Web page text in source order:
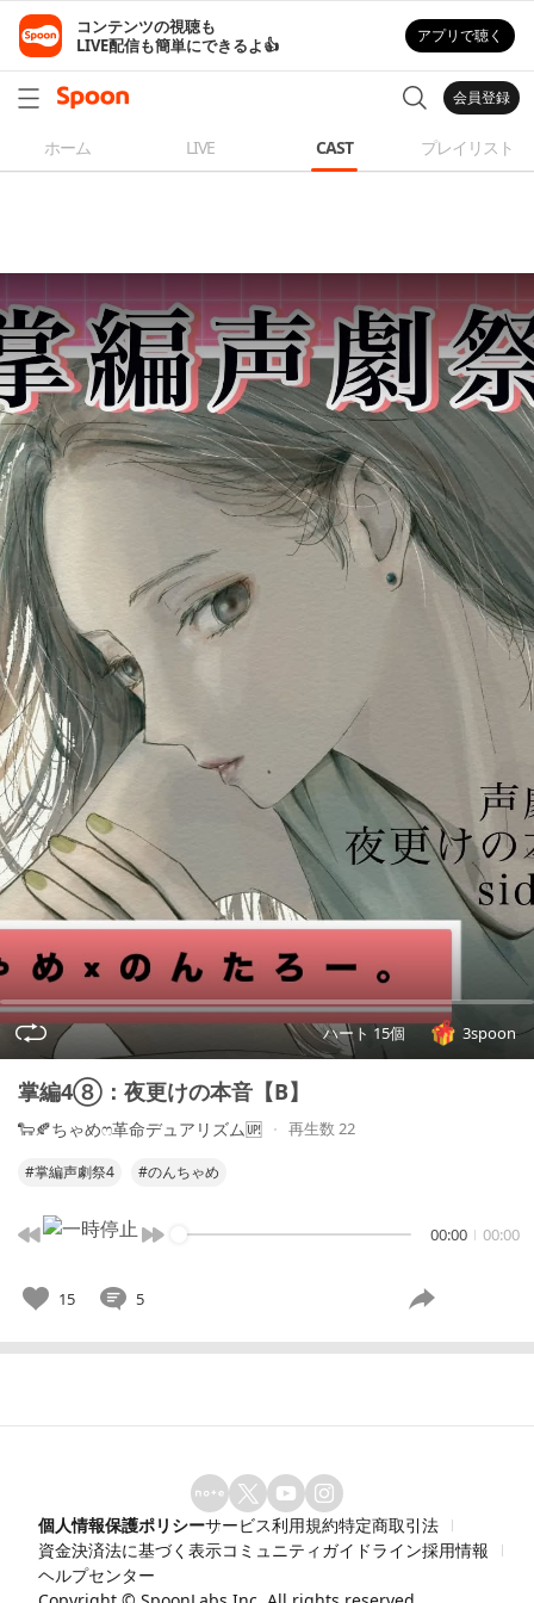
コンテンツの視聴も
LIVE配信も簡単にできるよ👍
アプリで聴く
会員登録
ホーム LIVE CAST プレイリスト
ハート 15個 3spoon
掌編4⑧：夜更けの本音【B】
🐑🍂ちゃめෆ‪革命デュアリズム🆙 再生数 22
#掌編声劇祭4 #のんちゃめ
00:00 00:00
15 5
個人情報保護ポリシーサービス利用規約特定商取引法
資金決済法に基づく表示コミュニティガイドライン採用情報
ヘルプセンター